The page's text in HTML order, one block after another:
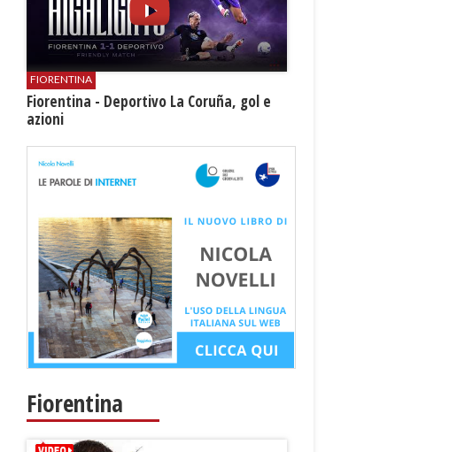
FIORENTINA
Fiorentina - Deportivo La Coruña, gol e
azioni
Fiorentina